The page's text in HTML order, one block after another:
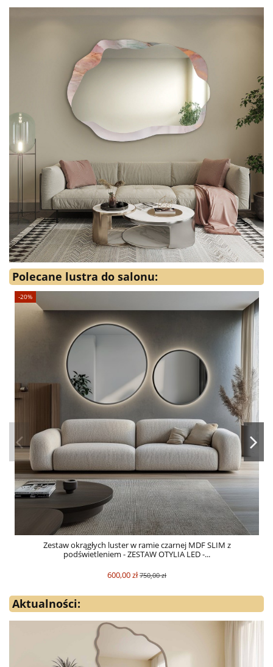
Polecane lustra do salonu:
-20%
Zestaw okrągłych luster w ramie czarnej MDF SLIM z
podświetleniem - ZESTAW OTYLIA LED -...
600,00 zł750,00 zł
Aktualności: